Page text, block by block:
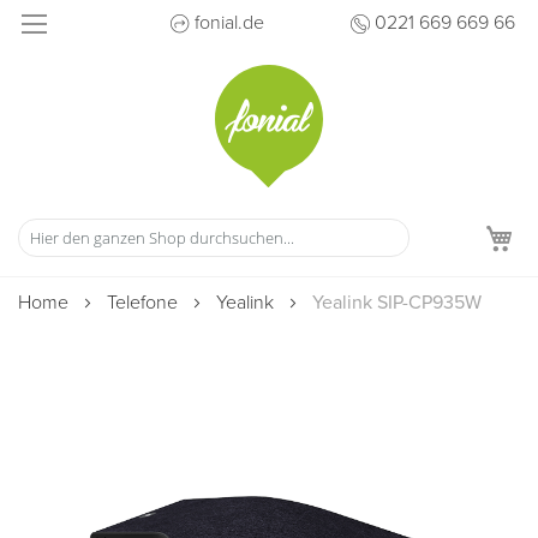
Direkt
fonial.de 0221 669 669 66
Home Telefone Yealink Yealink SIP-CP935W